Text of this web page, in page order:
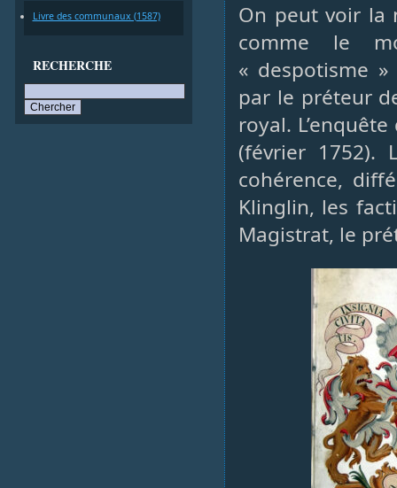
Livre des communaux (1587)
RECHERCHE
On peut voir la
comme le
« despotisme »
par le préteur
royal.
(février 1752).
cohérence,
Klinglin, les
Magistrat, le